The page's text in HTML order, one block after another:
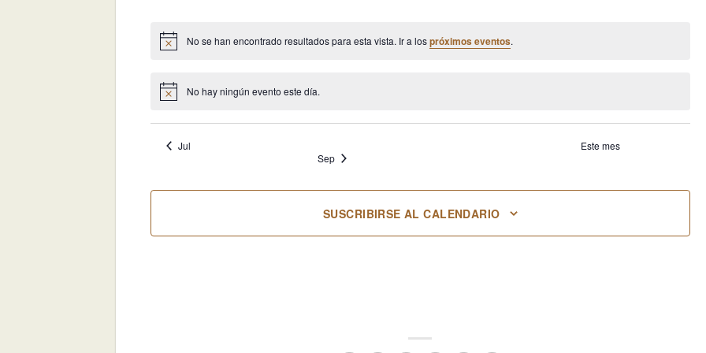
Aviso No se han encontrado resultados para esta vista. Ir a lospróximos eventos.
Aviso No hay ningún evento este día.
Jul
Este mes
Sep
SUSCRIBIRSE AL CALENDARIO